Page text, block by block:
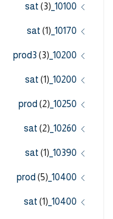
10100_sat
(3)
10170_sat
(1)
10200_prod3
(3)
10200_sat
(1)
10250_prod
(2)
10260_sat
(2)
10390_sat
(1)
10400_prod
(5)
10400_sat
(1)